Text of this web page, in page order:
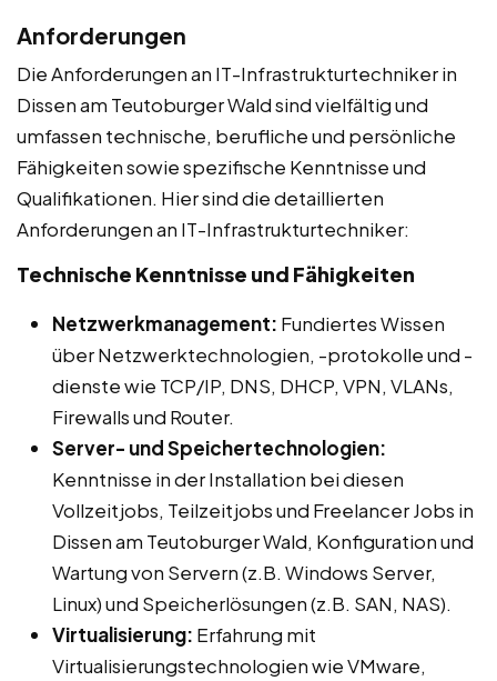
Anforderungen
Die Anforderungen an IT-Infrastrukturtechniker in
Dissen am Teutoburger Wald sind vielfältig und
umfassen technische, berufliche und persönliche
Fähigkeiten sowie spezifische Kenntnisse und
Qualifikationen. Hier sind die detaillierten
Anforderungen an IT-Infrastrukturtechniker:
Technische Kenntnisse und Fähigkeiten
Netzwerkmanagement: Fundiertes Wissen
über Netzwerktechnologien, -protokolle und -
dienste wie TCP/IP, DNS, DHCP, VPN, VLANs,
Firewalls und Router.
Server- und Speichertechnologien:
Kenntnisse in der Installation bei diesen
Vollzeitjobs, Teilzeitjobs und Freelancer Jobs in
Dissen am Teutoburger Wald, Konfiguration und
Wartung von Servern (z.B. Windows Server,
Linux) und Speicherlösungen (z.B. SAN, NAS).
Virtualisierung: Erfahrung mit
Virtualisierungstechnologien wie VMware,